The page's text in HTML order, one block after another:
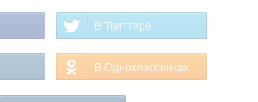
В Твиттере
В Одноклассниках